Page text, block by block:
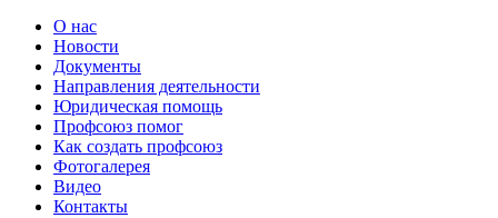
О нас
Новости
Документы
Направления деятельности
Юридическая помощь
Профсоюз помог
Как создать профсоюз
Фотогалерея
Видео
Контакты